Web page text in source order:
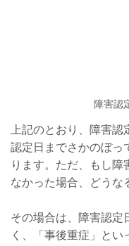
障害認
上記のとおり、障害
認定日までさかのぼっ
ります。ただ、もし障
なかった場合、どうな
その場合は、障害認定
く、「事後重症」とい